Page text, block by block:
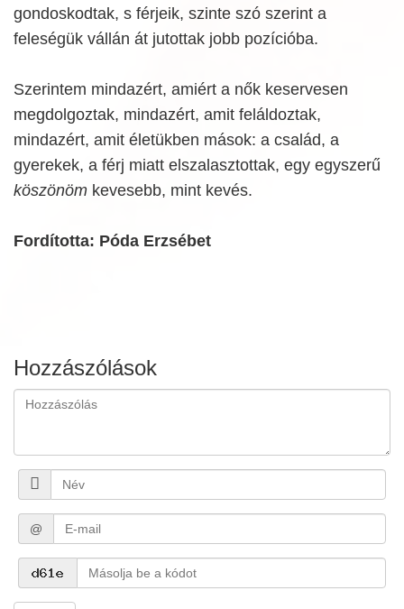
gondoskodtak, s férjeik, szinte szó szerint a
feleségük vállán át jutottak jobb pozícióba.
Szerintem mindazért, amiért a nők keservesen
megdolgoztak, mindazért, amit feláldoztak,
mindazért, amit életükben mások: a család, a
gyerekek, a férj miatt elszalasztottak, egy egyszerű
köszönöm kevesebb, mint kevés.
Fordította: Póda Erzsébet
Hozzászólások
@